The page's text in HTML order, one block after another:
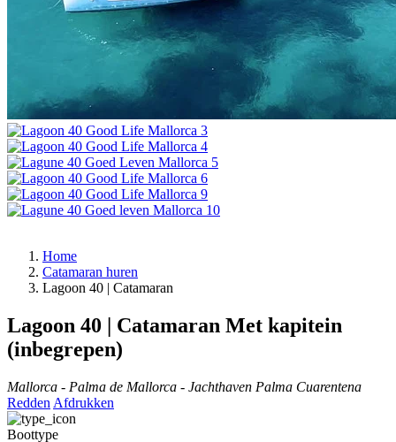
Home
Catamaran huren
Lagoon 40 | Catamaran
Lagoon 40 | Catamaran Met kapitein
(inbegrepen)
Mallorca - Palma de Mallorca - Jachthaven Palma Cuarentena
Redden Afdrukken
Boottype